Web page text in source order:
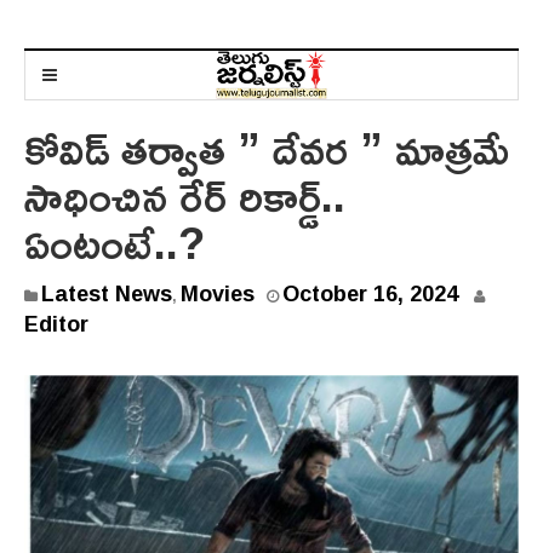
కోవిడ్ తర్వాత ” దేవర ” మాత్రమే
సాధించిన రేర్ రికార్డ్..
ఏంటంటే..?
Latest News, Movies October 16, 2024
Editor